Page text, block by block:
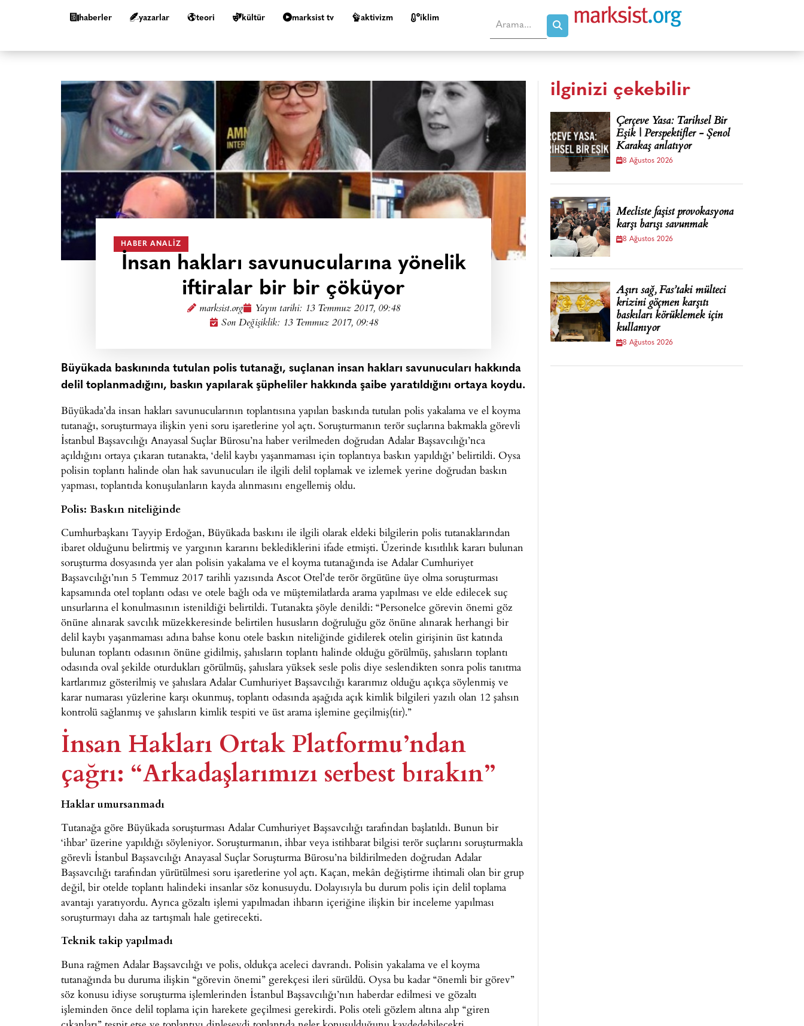
haberler yazarlar teori kültür marksist tv aktivizm i̇klim
HABER ANALIZ
İnsan hakları savunucularına yönelik
iftiralar bir bir çöküyor
marksist.org Yayın tarihi: 13 Temmuz 2017, 09:48
Son Değişiklik: 13 Temmuz 2017, 09:48
Büyükada baskınında tutulan polis tutanağı, suçlanan insan hakları savunucuları hakkında
delil toplanmadığını, baskın yapılarak şüpheliler hakkında şaibe yaratıldığını ortaya koydu.
Büyükada’da insan hakları savunucularının toplantısına yapılan baskında tutulan polis yakalama ve el koyma
tutanağı, soruşturmaya ilişkin yeni soru işaretlerine yol açtı. Soruşturmanın terör suçlarına bakmakla görevli
İstanbul Başsavcılığı Anayasal Suçlar Bürosu’na haber verilmeden doğrudan Adalar Başsavcılığı’nca
açıldığını ortaya çıkaran tutanakta, ‘delil kaybı yaşanmaması için toplantıya baskın yapıldığı’ belirtildi. Oysa
polisin toplantı halinde olan hak savunucuları ile ilgili delil toplamak ve izlemek yerine doğrudan baskın
yapması, toplantıda konuşulanların kayda alınmasını engellemiş oldu.
Polis: Baskın niteliğinde
Cumhurbaşkanı Tayyip Erdoğan, Büyükada baskını ile ilgili olarak eldeki bilgilerin polis tutanaklarından
ibaret olduğunu belirtmiş ve yargının kararını beklediklerini ifade etmişti. Üzerinde kısıtlılık kararı bulunan
soruşturma dosyasında yer alan polisin yakalama ve el koyma tutanağında ise Adalar Cumhuriyet
Başsavcılığı’nın 5 Temmuz 2017 tarihli yazısında Ascot Otel’de terör örgütüne üye olma soruşturması
kapsamında otel toplantı odası ve otele bağlı oda ve müştemilatlarda arama yapılması ve elde edilecek suç
unsurlarına el konulmasının istenildiği belirtildi. Tutanakta şöyle denildi: “Personelce görevin önemi göz
önüne alınarak savcılık müzekkeresinde belirtilen hususların doğruluğu göz önüne alınarak herhangi bir
delil kaybı yaşanmaması adına bahse konu otele baskın niteliğinde gidilerek otelin girişinin üst katında
bulunan toplantı odasının önüne gidilmiş, şahısların toplantı halinde olduğu görülmüş, şahısların toplantı
odasında oval şekilde oturdukları görülmüş, şahıslara yüksek sesle polis diye seslendikten sonra polis tanıtma
kartlarımız gösterilmiş ve şahıslara Adalar Cumhuriyet Başsavcılığı kararımız olduğu açıkça söylenmiş ve
karar numarası yüzlerine karşı okunmuş, toplantı odasında aşağıda açık kimlik bilgileri yazılı olan 12 şahsın
kontrolü sağlanmış ve şahısların kimlik tespiti ve üst arama işlemine geçilmiş(tir).”
İnsan Hakları Ortak Platformu’ndan
çağrı: “Arkadaşlarımızı serbest bırakın”
Haklar umursanmadı
Tutanağa göre Büyükada soruşturması Adalar Cumhuriyet Başsavcılığı tarafından başlatıldı. Bunun bir
‘ihbar’ üzerine yapıldığı söyleniyor. Soruşturmanın, ihbar veya istihbarat bilgisi terör suçlarını soruşturmakla
görevli İstanbul Başsavcılığı Anayasal Suçlar Soruşturma Bürosu’na bildirilmeden doğrudan Adalar
Başsavcılığı tarafından yürütülmesi soru işaretlerine yol açtı. Kaçan, mekân değiştirme ihtimali olan bir grup
değil, bir otelde toplantı halindeki insanlar söz konusuydu. Dolayısıyla bu durum polis için delil toplama
avantajı yaratıyordu. Ayrıca gözaltı işlemi yapılmadan ihbarın içeriğine ilişkin bir inceleme yapılması
soruşturmayı daha az tartışmalı hale getirecekti.
Teknik takip yapılmadı
Buna rağmen Adalar Başsavcılığı ve polis, oldukça aceleci davrandı. Polisin yakalama ve el koyma
tutanağında bu duruma ilişkin “görevin önemi” gerekçesi ileri sürüldü. Oysa bu kadar “önemli bir görev”
söz konusu idiyse soruşturma işlemlerinden İstanbul Başsavcılığı’nın haberdar edilmesi ve gözaltı
işleminden önce delil toplama için harekete geçilmesi gerekirdi. Polis oteli gözlem altına alıp “giren
ilginizi çekebilir
Çerçeve Yasa: Tarihsel Bir
Eşik | Perspektifler - Şenol
Karakaş anlatıyor
8 Ağustos 2026
Mecliste faşist provokasyona
karşı barışı savunmak
8 Ağustos 2026
Aşırı sağ, Fas’taki mülteci
krizini göçmen karşıtı
baskıları körüklemek için
kullanıyor
8 Ağustos 2026